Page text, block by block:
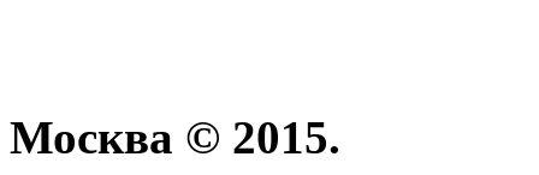
Москва © 2015.